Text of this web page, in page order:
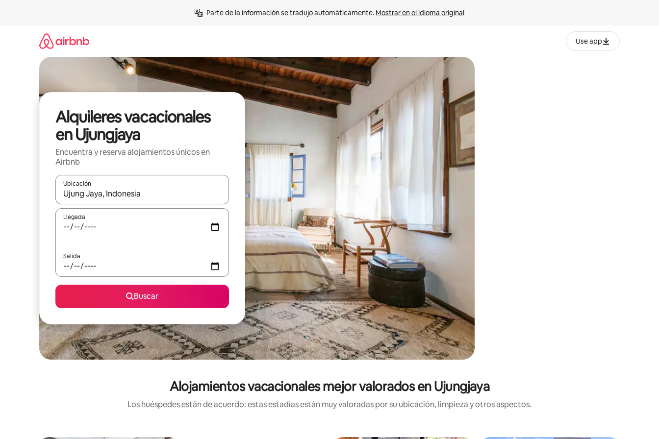
Parte de la información se tradujo automáticamente. Mostrar en el idioma original
Use app
Alquileres vacacionales
en Ujungjaya
Encuentra y reserva alojamientos únicos en
Airbnb
Ubicación
Cuando los resultados estén disponibles, navega con las teclas de flecha hacia arriba y hacia abajo o explora con el tacto o desliza el dedo.
Llegada
Salida
Buscar
Alojamientos vacacionales mejor valorados en Ujungjaya
Los huéspedes están de acuerdo: estas estadías están muy valoradas por su ubicación, limpieza y otros aspectos.